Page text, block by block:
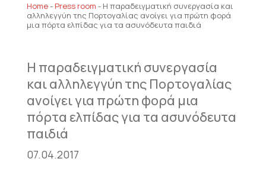
Home- Press room - Η παραδειγματική συνεργασία και
αλληλεγγύη της Πορτογαλίας ανοίγει για πρώτη φορά
μια πόρτα ελπίδας για τα ασυνόδευτα παιδιά
Η παραδειγματική συνεργασία
και αλληλεγγύη της Πορτογαλίας
ανοίγει για πρώτη φορά μια
πόρτα ελπίδας για τα ασυνόδευτα
παιδιά
07.04.2017